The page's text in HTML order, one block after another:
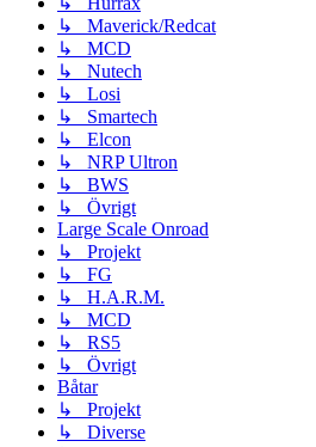
↳ Maverick/Redcat
↳ MCD
↳ Nutech
↳ Losi
↳ Smartech
↳ Elcon
↳ NRP Ultron
↳ BWS
↳ Övrigt
Large Scale Onroad
↳ Projekt
↳ FG
↳ H.A.R.M.
↳ MCD
↳ RS5
↳ Övrigt
Båtar
↳ Projekt
↳ Diverse